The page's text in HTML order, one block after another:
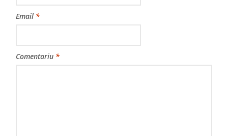
Email *
Comentariu *